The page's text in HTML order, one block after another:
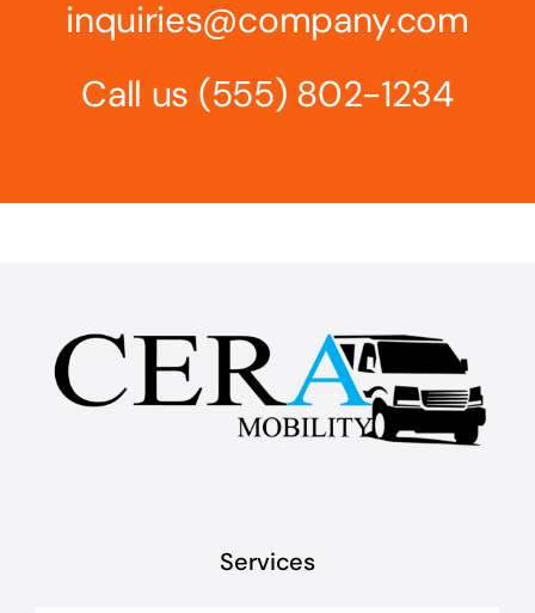
inquiries@company.com
Call us (555) 802-1234
Services